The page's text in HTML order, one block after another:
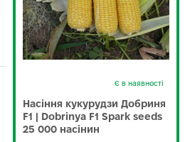
Є в наявності
Насіння кукурудзи Добриня
F1 | Dobrinya F1 Spark seeds
25 000 насінин